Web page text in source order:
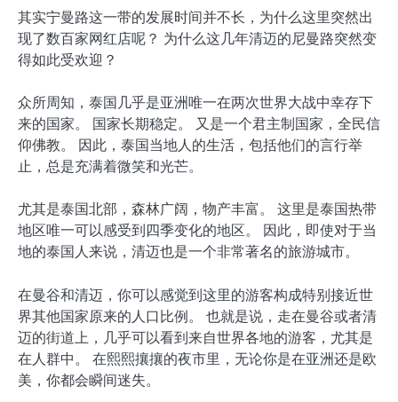
其实宁曼路这一带的发展时间并不长，为什么这里突然出
现了数百家网红店呢？ 为什么这几年清迈的尼曼路突然变
得如此受欢迎？
众所周知，泰国几乎是亚洲唯一在两次世界大战中幸存下
来的国家。 国家长期稳定。 又是一个君主制国家，全民信
仰佛教。 因此，泰国当地人的生活，包括他们的言行举
止，总是充满着微笑和光芒。
尤其是泰国北部，森林广阔，物产丰富。 这里是泰国热带
地区唯一可以感受到四季变化的地区。 因此，即使对于当
地的泰国人来说，清迈也是一个非常著名的旅游城市。
在曼谷和清迈，你可以感觉到这里的游客构成特别接近世
界其他国家原来的人口比例。 也就是说，走在曼谷或者清
迈的街道上，几乎可以看到来自世界各地的游客，尤其是
在人群中。 在熙熙攘攘的夜市里，无论你是在亚洲还是欧
美，你都会瞬间迷失。